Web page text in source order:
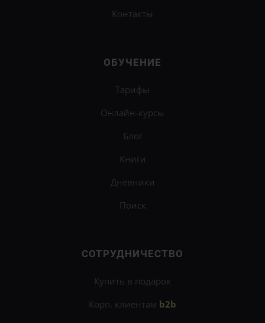
Контакты
ОБУЧЕНИЕ
Тарифы
Онлайн-курсы
Блог
Книги
Дневники
Поиск
СОТРУДНИЧЕСТВО
Купить в подарок
Корп. клиентам b2b